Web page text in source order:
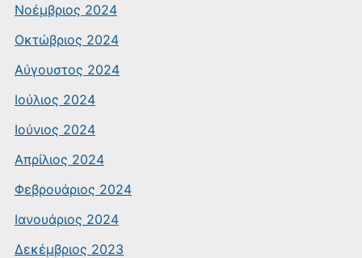
Νοέμβριος 2024
Οκτώβριος 2024
Αύγουστος 2024
Ιούλιος 2024
Ιούνιος 2024
Απρίλιος 2024
Φεβρουάριος 2024
Ιανουάριος 2024
Δεκέμβριος 2023